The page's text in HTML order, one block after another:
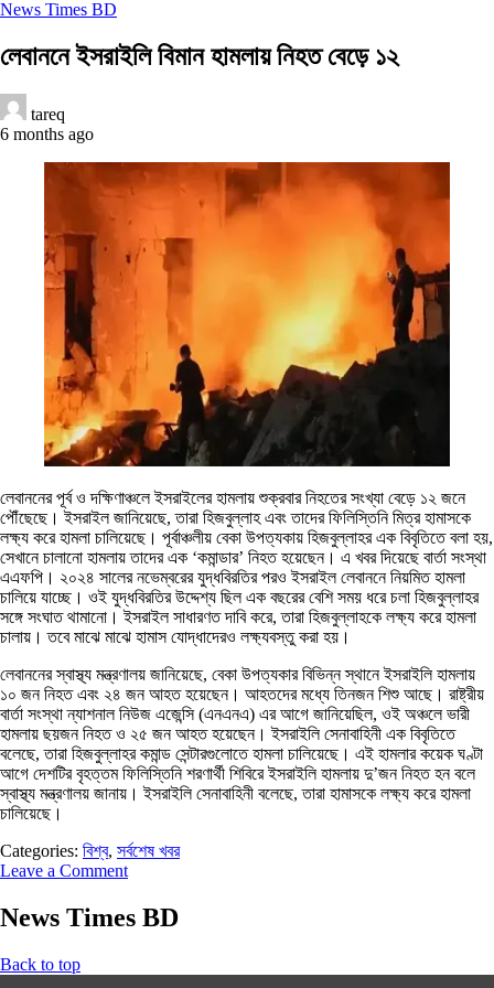
News Times BD
লেবাননে ইসরাইলি বিমান হামলায় নিহত বেড়ে ১২
tareq
6 months ago
লেবাননের পূর্ব ও দক্ষিণাঞ্চলে ইসরাইলের হামলায় শুক্রবার নিহতের সংখ্যা বেড়ে ১২ জনে
পৌঁছেছে। ইসরাইল জানিয়েছে, তারা হিজবুল্লাহ এবং তাদের ফিলিস্তিনি মিত্র হামাসকে
লক্ষ্য করে হামলা চালিয়েছে। পূর্বাঞ্চলীয় বেকা উপত্যকায় হিজবুল্লাহর এক বিবৃতিতে বলা হয়,
সেখানে চালানো হামলায় তাদের এক ‘কমান্ডার’ নিহত হয়েছেন। এ খবর দিয়েছে বার্তা সংস্থা
এএফপি। ২০২৪ সালের নভেম্বরের যুদ্ধবিরতির পরও ইসরাইল লেবাননে নিয়মিত হামলা
চালিয়ে যাচ্ছে। ওই যুদ্ধবিরতির উদ্দেশ্য ছিল এক বছরের বেশি সময় ধরে চলা হিজবুল্লাহর
সঙ্গে সংঘাত থামানো। ইসরাইল সাধারণত দাবি করে, তারা হিজবুল্লাহকে লক্ষ্য করে হামলা
চালায়। তবে মাঝে মাঝে হামাস যোদ্ধাদেরও লক্ষ্যবস্তু করা হয়।
লেবাননের স্বাস্থ্য মন্ত্রণালয় জানিয়েছে, বেকা উপত্যকার বিভিন্ন স্থানে ইসরাইলি হামলায়
১০ জন নিহত এবং ২৪ জন আহত হয়েছেন। আহতদের মধ্যে তিনজন শিশু আছে। রাষ্ট্রীয়
বার্তা সংস্থা ন্যাশনাল নিউজ এজেন্সি (এনএনএ) এর আগে জানিয়েছিল, ওই অঞ্চলে ভারী
হামলায় ছয়জন নিহত ও ২৫ জন আহত হয়েছেন। ইসরাইলি সেনাবাহিনী এক বিবৃতিতে
বলেছে, তারা হিজবুল্লাহর কমান্ড সেন্টারগুলোতে হামলা চালিয়েছে। এই হামলার কয়েক ঘণ্টা
আগে দেশটির বৃহত্তম ফিলিস্তিনি শরণার্থী শিবিরে ইসরাইলি হামলায় দু’জন নিহত হন বলে
স্বাস্থ্য মন্ত্রণালয় জানায়। ইসরাইলি সেনাবাহিনী বলেছে, তারা হামাসকে লক্ষ্য করে হামলা
চালিয়েছে।
Categories: বিশ্ব, সর্বশেষ খবর
Leave a Comment
News Times BD
Back to top